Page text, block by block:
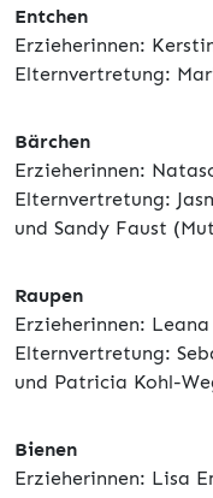
Entchen
Erzieherinnen:
Elternvertretung:
Bärchen
Erzieherinnen:
Elternvertretung:
und Sandy Faust
Raupen
Erzieherinnen:
Elternvertretung:
und Patricia Kohl-
Bienen
Erzieherinnen: Lisa